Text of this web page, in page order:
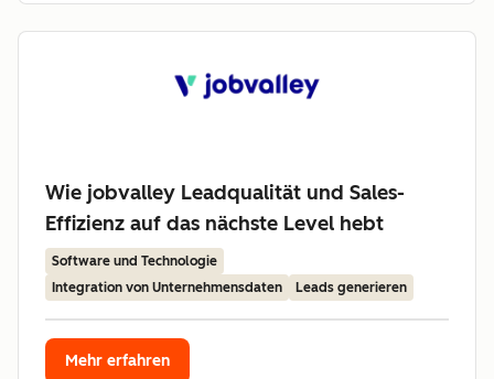
Wie jobvalley Leadqualität und Sales-
Effizienz auf das nächste Level hebt
Software und Technologie
Integration von Unternehmensdaten
Leads generieren
Mehr erfahren